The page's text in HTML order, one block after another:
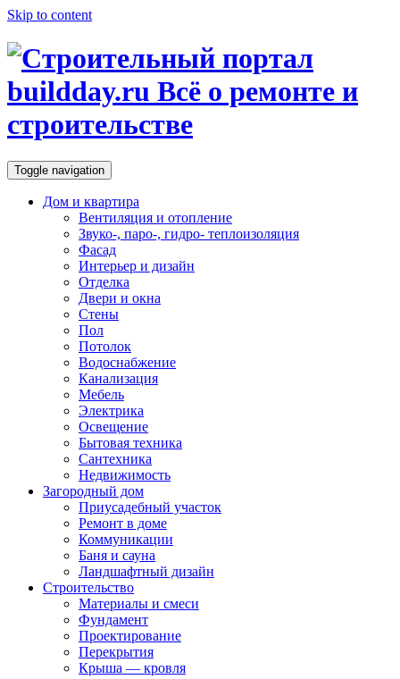
Skip to content
Toggle navigation
Дом и квартира
Вентиляция и отопление
Звуко-, паро-, гидро- теплоизоляция
Фасад
Интерьер и дизайн
Отделка
Двери и окна
Стены
Пол
Потолок
Водоснабжение
Канализация
Мебель
Электрика
Освещение
Бытовая техника
Сантехника
Недвижимость
Загородный дом
Приусадебный участок
Ремонт в доме
Коммуникации
Баня и сауна
Ландшафтный дизайн
Строительство
Материалы и смеси
Фундамент
Проектирование
Перекрытия
Крыша — кровля